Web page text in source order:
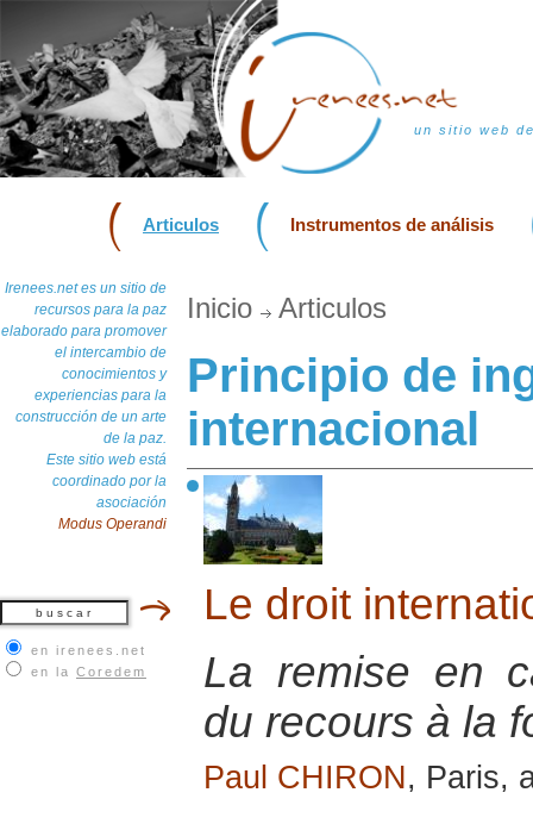
un sitio web
Articulos Instrumentos de análisis
Irenees.net es un sitio de
recursos para la paz
elaborado para promover
el intercambio de
conocimientos y
experiencias para la
construcción de un arte
de la paz.
Este sitio web está
coordinado por la
asociación
Modus Operandi
en irenees.net
en la Coredem
Inicio Articulos
Principio de
internacional
Le droit
La remise en
du recours à la
Paul CHIRON, Paris,